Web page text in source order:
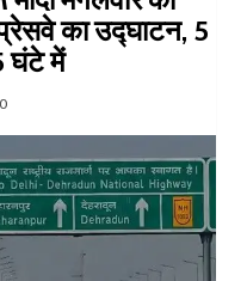
का उद्घाटन, 5
घंटे में
0